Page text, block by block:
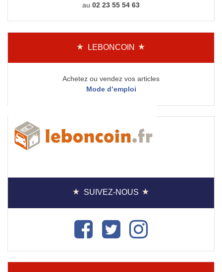
au 02 23 55 54 63
LEBONCOIN
Achetez ou vendez vos articles
Mode d’emploi
SUIVEZ-NOUS